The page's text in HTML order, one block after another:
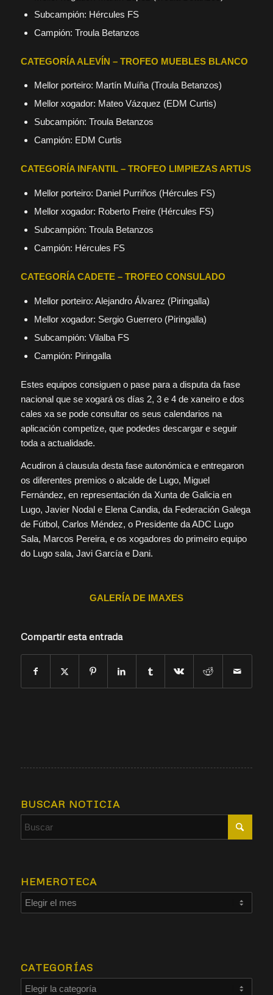
Subcampión: Hércules FS
Campión: Troula Betanzos
CATEGORÍA ALEVÍN – TROFEO MUEBLES BLANCO
Mellor porteiro: Martín Muíña (Troula Betanzos)
Mellor xogador: Mateo Vázquez (EDM Curtis)
Subcampión: Troula Betanzos
Campión: EDM Curtis
CATEGORÍA INFANTIL – TROFEO LIMPIEZAS ARTUS
Mellor porteiro: Daniel Purriños (Hércules FS)
Mellor xogador: Roberto Freire (Hércules FS)
Subcampión: Troula Betanzos
Campión: Hércules FS
CATEGORÍA CADETE – TROFEO CONSULADO
Mellor porteiro: Alejandro Álvarez (Piringalla)
Mellor xogador: Sergio Guerrero (Piringalla)
Subcampión: Vilalba FS
Campión: Piringalla
Estes equipos consiguen o pase para a disputa da fase
nacional que se xogará os días 2, 3 e 4 de xaneiro e dos
cales xa se pode consultar os seus calendarios na
aplicación competize, que podedes descargar e seguir
toda a actualidade.
Acudiron á clausula desta fase autonómica e entregaron
os diferentes premios o alcalde de Lugo, Miguel
Fernández, en representación da Xunta de Galicia en
Lugo, Javier Nodal e Elena Candia, da Federación Galega
de Fútbol, Carlos Méndez, o Presidente da ADC Lugo
Sala, Marcos Pereira, e os xogadores do primeiro equipo
do Lugo sala, Javi García e Dani.
GALERÍA DE IMAXES
Compartir esta entrada
BUSCAR NOTICIA
HEMEROTECA
CATEGORÍAS